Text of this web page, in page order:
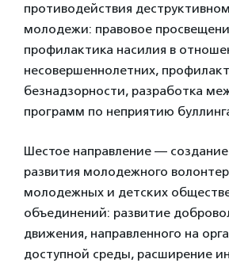
противодействия
молодежи: правовое
профилактика насилия в
несовершеннолетних,
безнадзорности, разработка
программ по неприятию
Шестое направление —
развития молодежного
молодежных и детских
объединений: развитие
движения, направленного на
доступной среды, расширение